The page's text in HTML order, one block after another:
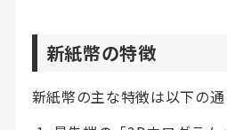
新紙幣の特徴
新紙幣の主な特徴は以下の通